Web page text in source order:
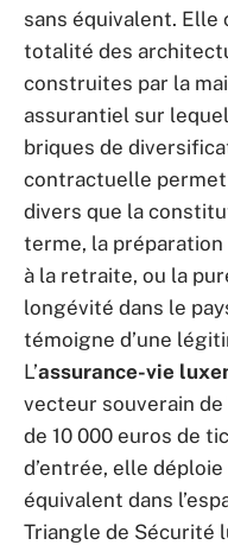
sans équivalent. Elle
totalité des
construites par la
assurantiel sur
briques de
contractuelle permet
divers que la
terme, la préparation
à la retraite, ou la
longévité dans le
témoigne d’une
L’assurance-vie
vecteur souverain
de 10 000 euros de
d’entrée, elle
équivalent dans
Triangle de Sécurité